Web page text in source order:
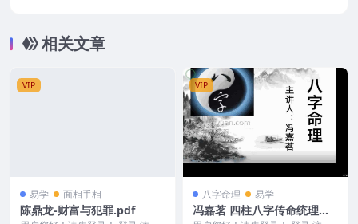
相关文章
VIP
易学 面相手相
陈鼎龙-财富与犯罪.pdf
VIP
八字命理 易学
冯嘉茗 四柱八字传命统‬理从